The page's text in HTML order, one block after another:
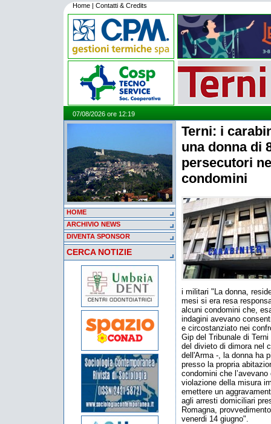
Home | Contatti & Credits
07/08/2026 ore 12:19
HOME
ARCHIVIO NEWS
DIVENTA SPONSOR
CERCA NOTIZIE
Terni: i
una donna di
persecutori
condomini
i militari "La donna,
mesi si era resa
alcuni condomini che,
indagini avevano
e circostanziato nei
Gip del Tribunale di
del divieto di dimora nel
dell'Arma -, la donna ha
presso la propria
condomini che
violazione della misura
emettere un
agli arresti domiciliari
Romagna,
venerdi 14 giugno".